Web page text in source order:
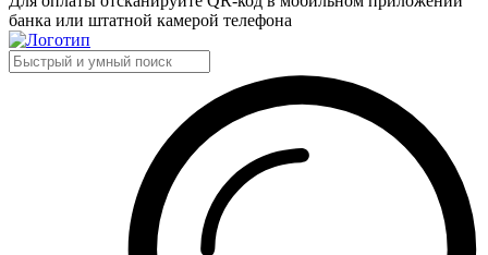
банка или штатной камерой телефона